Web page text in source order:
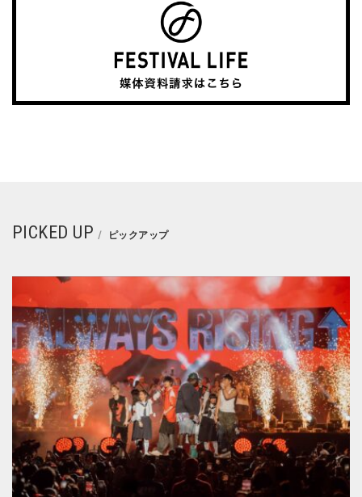
PICKED UP ピックアップ